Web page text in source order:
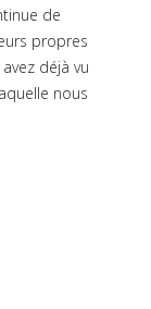
de
propres
déjà vu
nous